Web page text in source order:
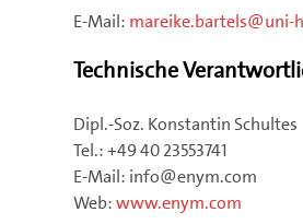
E-Mail: mareike.bartels@uni-
Technische
Dipl.-Soz. Konstantin Schultes
Tel.: +49 40 23553741
E-Mail: info@enym.com
Web:www.enym.com